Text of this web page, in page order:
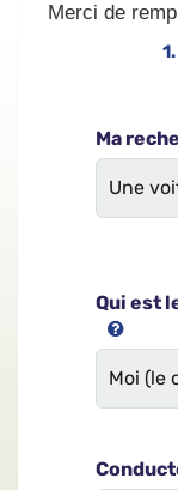
Merci de